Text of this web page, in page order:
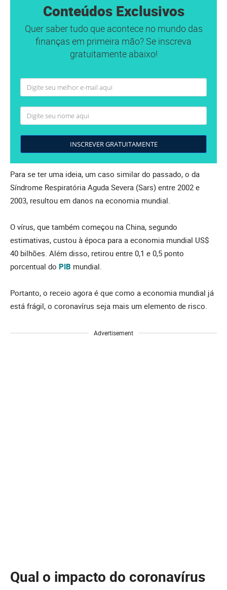
Conteúdos Exclusivos
Quer saber tudo que acontece no mundo das
finanças em primeira mão? Se inscreva
gratuitamente abaixo!
INSCREVER GRATUITAMENTE
Para se ter uma ideia, um caso similar do passado, o da
Síndrome Respiratória Aguda Severa (Sars) entre 2002 e
2003, resultou em danos na economia mundial.
O vírus, que também começou na China, segundo
estimativas, custou à época para a economia mundial US$
40 bilhões. Além disso, retirou entre 0,1 e 0,5 ponto
porcentual do PIB mundial.
Portanto, o receio agora é que como a economia mundial já
está frágil, o coronavírus seja mais um elemento de risco.
Advertisement
Qual o impacto do coronavírus